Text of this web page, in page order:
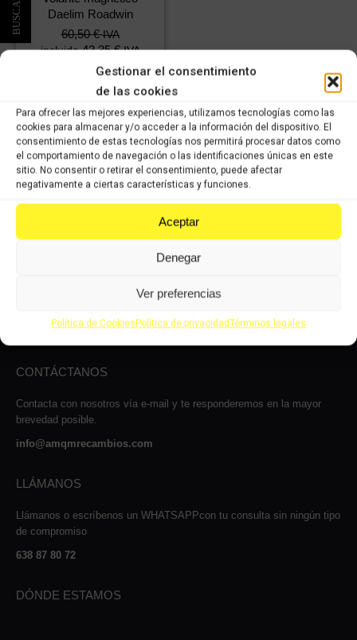
Gestionar el consentimiento
de las cookies
Para ofrecer las mejores experiencias, utilizamos tecnologías como las
cookies para almacenar y/o acceder a la información del dispositivo. El
consentimiento de estas tecnologías nos permitirá procesar datos como
el comportamiento de navegación o las identificaciones únicas en este
sitio. No consentir o retirar el consentimiento, puede afectar
negativamente a ciertas características y funciones.
Aceptar
Denegar
Ver preferencias
Política de CookiesPolítica de privacidadTérminos legales
Daelim Roadwin
60,50€ IVA
incluido 42,35€ IVA
incluido
Comprar
Le atenderemos con mucho gusto dentro de nuestro horario: de lunes
de 15:00 a 16:00 y los sábados de 9:00 a 13:00h.
Carrer Josep Maria Sert, 13, Nave 2, 08530
La Garriga, Barcelona
CONTÁCTANOS
Contacta con nosotros vía e-mail y te responderemos en la mayor
brevedad posible.
info@amqmrecambios.com
LLÁMANOS
Llámanos o escríbenos un WHATSAPPcon tu consulta sin ningún tipo
de compromiso
638 87 80 72
DÓNDE ESTAMOS